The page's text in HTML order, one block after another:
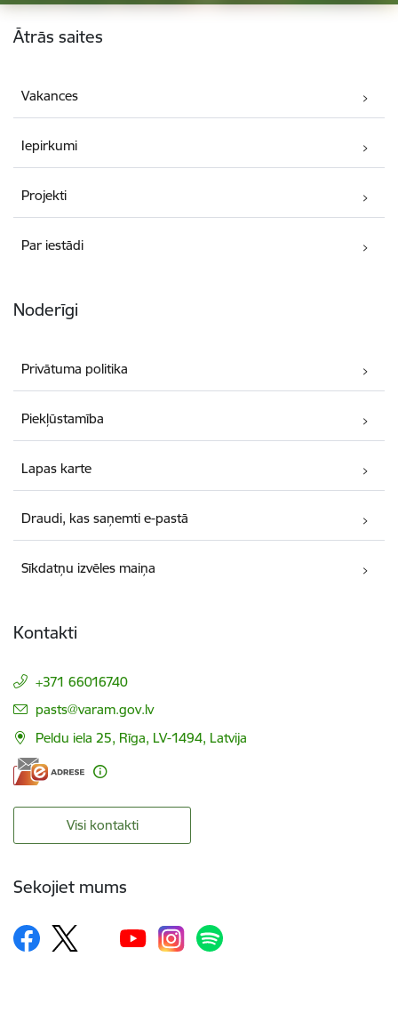
Kājene
Ātrās saites
Vakances
Iepirkumi
Projekti
Par iestādi
Noderīgi
Privātuma politika
Piekļūstamība
Lapas karte
Draudi, kas saņemti e-pastā
Sīkdatņu izvēles maiņa
Kontakti
+371 66016740
E-pasts:
pasts@varam.gov.lv
Peldu iela 25, Rīga, LV-1494, Latvija
Visi kontakti
Sekojiet mums